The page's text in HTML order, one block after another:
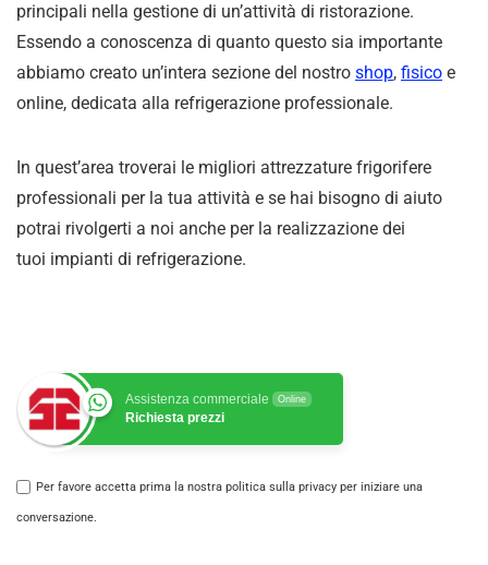
principali nella gestione di un’attività di ristorazione.
Essendo a conoscenza di quanto questo sia importante
abbiamo creato un’intera sezione del nostro shop, fisico e
online, dedicata alla refrigerazione professionale.
In quest’area troverai le migliori attrezzature frigorifere
professionali per la tua attività e se hai bisogno di aiuto
potrai rivolgerti a noi anche per la realizzazione dei
tuoi impianti di refrigerazione.
Assistenza commerciale Online
Richiesta prezzi
Per favore accetta prima la nostra politica sulla privacy per iniziare una
conversazione.